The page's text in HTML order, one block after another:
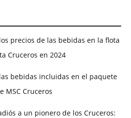
precios de las bebidas en la flota
Cruceros en 2024
bebidas incluidas en el paquete
MSC Cruceros
a un pionero de los Cruceros: